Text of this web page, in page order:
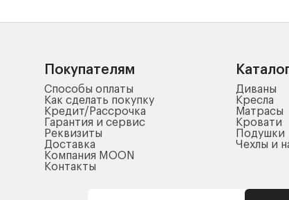
Покупателям
Способы оплаты
Как сделать покупку
Кредит/Рассрочка
Гарантия и сервис
Реквизиты
Доставка
Компания MOON
Контакты
Диваны
Кресла
Матрасы
Кровати
Подушки
Чехлы и